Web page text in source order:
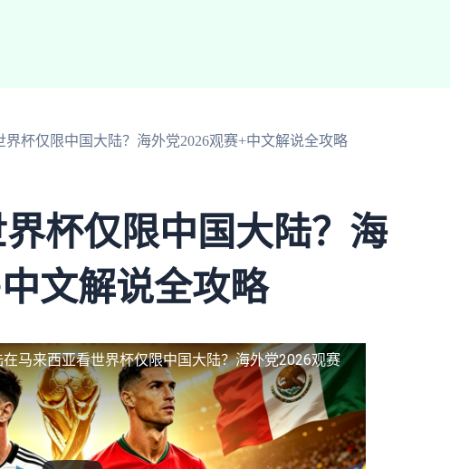
界杯仅限中国大陆？海外党2026观赛+中文解说全攻略
杯仅限中国大陆？海
文解说全攻略
在马来西亚看世界杯仅限中国大陆？海外党2026观赛